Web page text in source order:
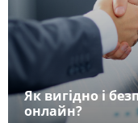
Як вигідно і
онлайн?